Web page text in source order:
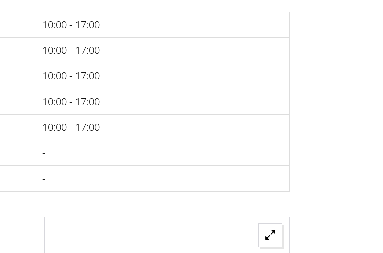
10:00 - 17:00
10:00 - 17:00
10:00 - 17:00
10:00 - 17:00
10:00 - 17:00
-
-